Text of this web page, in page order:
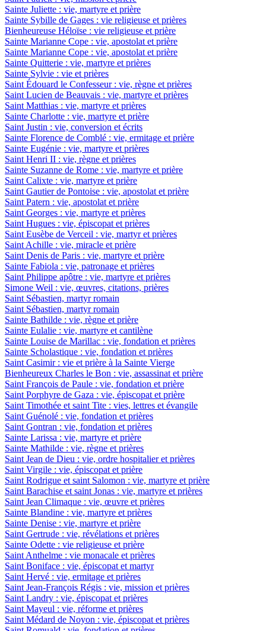
Sainte Juliette : vie, martyre et prière
Sainte Sybille de Gages : vie religieuse et prières
Bienheureuse Héloïse : vie religieuse et prière
Sainte Marianne Cope : vie, apostolat et prière
Sainte Marianne Cope : vie, apostolat et prière
Sainte Quitterie : vie, martyre et prières
Sainte Sylvie : vie et prières
Saint Édouard le Confesseur : vie, règne et prières
Saint Lucien de Beauvais : vie, martyre et prières
Saint Matthias : vie, martyre et prières
Sainte Charlotte : vie, martyre et prière
Saint Justin : vie, conversion et écrits
Sainte Florence de Comblé : vie, ermitage et prière
Sainte Eugénie : vie, martyre et prières
Saint Henri II : vie, règne et prières
Sainte Suzanne de Rome : vie, martyre et prière
Saint Calixte : vie, martyre et prière
Saint Gautier de Pontoise : vie, apostolat et prière
Saint Patern : vie, apostolat et prière
Saint Georges : vie, martyre et prières
Saint Hugues : vie, épiscopat et prières
Saint Eusèbe de Verceil : vie, martyr et prières
Saint Achille : vie, miracle et prière
Saint Denis de Paris : vie, martyre et prière
Sainte Fabiola : vie, patronage et prières
Saint Philippe apôtre : vie, martyre et prières
Simone Weil : vie, œuvres, citations, prières
Saint Sébastien, martyr romain
Saint Sébastien, martyr romain
Sainte Bathilde : vie, règne et prière
Sainte Eulalie : vie, martyre et cantilène
Sainte Louise de Marillac : vie, fondation et prières
Sainte Scholastique : vie, fondation et prières
Saint Casimir : vie et prière à la Sainte Vierge
Bienheureux Charles le Bon : vie, assassinat et prière
Saint François de Paule : vie, fondation et prière
Saint Porphyre de Gaza : vie, épiscopat et prière
Saint Timothée et saint Tite : vies, lettres et évangile
Saint Guénolé : vie, fondation et prières
Saint Gontran : vie, fondation et prières
Sainte Larissa : vie, martyre et prière
Sainte Mathilde : vie, règne et prières
Saint Jean de Dieu : vie, ordre hospitalier et prières
Saint Virgile : vie, épiscopat et prière
Saint Rodrigue et saint Salomon : vie, martyre et prière
Saint Barachise et saint Jonas : vie, martyre et prières
Saint Jean Climaque : vie, œuvre et prières
Sainte Blandine : vie, martyre et prières
Sainte Denise : vie, martyre et prière
Saint Gertrude : vie, révélations et prières
Sainte Odette : vie religieuse et prière
Saint Anthelme : vie monacale et prières
Saint Boniface : vie, épiscopat et martyr
Saint Hervé : vie, ermitage et prières
Saint Jean-François Régis : vie, mission et prières
Saint Landry : vie, épiscopat et prières
Saint Mayeul : vie, réforme et prières
Saint Médard de Noyon : vie, épiscopat et prières